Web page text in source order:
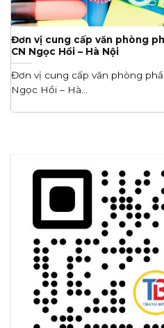
Đơn vị cung cấp văn phòng
CN Ngọc Hồi – Hà Nội
Đơn vị cung cấp văn phòng
Ngọc Hồi – Hà...